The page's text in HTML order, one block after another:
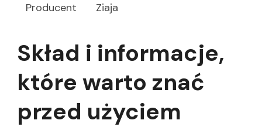
Producent Ziaja
Skład i informacje,
które warto znać
przed użyciem